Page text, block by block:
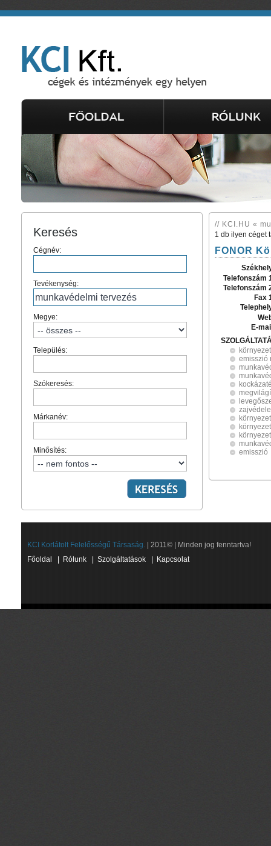
Keresés
Cégnév:
Tevékenység:
Megye:
Település:
Szókeresés:
Márkanév:
Minősítés:
// KCI.HU «
1 db ilyen céget
FONOR
Telefonszám
Telefonszám
Fax
E-
emisszió
emisszió
KCI Korlátolt Felelősségű Társaság. | 2011© | Minden jog fenntartva!
Főoldal
Rólunk Szolgáltatások Kapcsolat